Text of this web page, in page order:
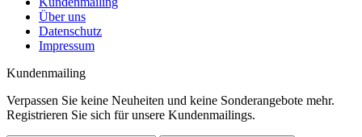
Über uns
Datenschutz
Impressum
Kundenmailing
Verpassen Sie keine Neuheiten und keine Sonderangebote mehr.
Registrieren Sie sich für unsere Kundenmailings.